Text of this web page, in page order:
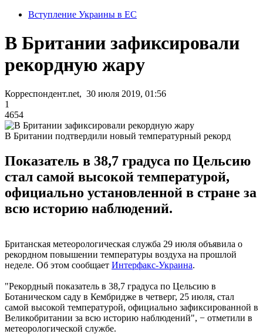
Вступление Украины в ЕС
В Британии зафиксировали
рекордную жару
Корреспондент.net, 30 июля 2019, 01:56
1
4654
В Британии подтвердили новый температурный рекорд
Показатель в 38,7 градуса по Цельсию
стал самой высокой температурой,
официально установленной в стране за
всю историю наблюдений.
Британская метеорологическая служба 29 июля объявила о
рекордном повышении температуры воздуха на прошлой
неделе. Об этом сообщает Интерфакс-Украина.
"Рекордный показатель в 38,7 градуса по Цельсию в
Ботаническом саду в Кембридже в четверг, 25 июля, стал
самой высокой температурой, официально зафиксированной в
Великобритании за всю историю наблюдений", − отметили в
метеорологической службе.